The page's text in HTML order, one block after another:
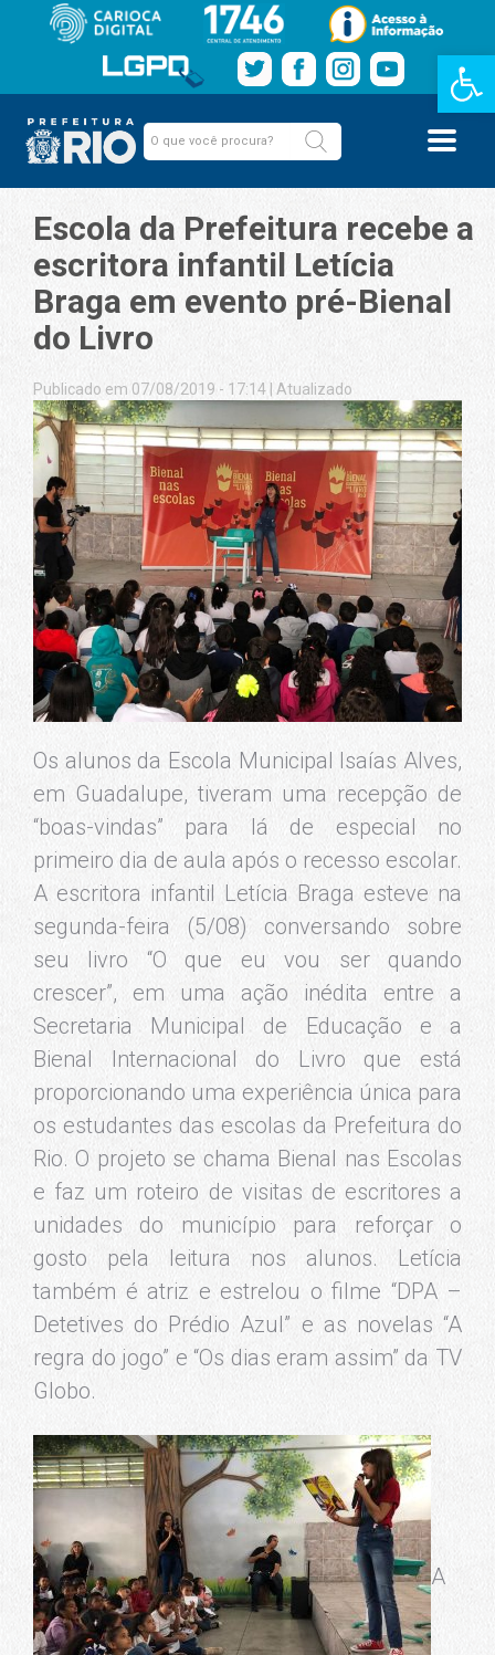
Barra de
Escola da Prefeitura recebe a
escritora infantil Letícia
Braga em evento pré-Bienal
do Livro
Publicado em 07/08/2019 - 17:14 Atualizado
Os alunos da Escola Municipal Isaías Alves,
em Guadalupe, tiveram uma recepção de
“boas-vindas” para lá de especial no
primeiro dia de aula após o recesso escolar.
A escritora infantil Letícia Braga esteve na
segunda-feira (5/08) conversando sobre
seu livro “O que eu vou ser quando
crescer”, em uma ação inédita entre a
Secretaria Municipal de Educação e a
Bienal Internacional do Livro que está
proporcionando uma experiência única para
os estudantes das escolas da Prefeitura do
Rio. O projeto se chama Bienal nas Escolas
e faz um roteiro de visitas de escritores a
unidades do município para reforçar o
gosto pela leitura nos alunos. Letícia
também é atriz e estrelou o filme “DPA –
Detetives do Prédio Azul” e as novelas “A
regra do jogo” e “Os dias eram assim” da TV
Globo.
A